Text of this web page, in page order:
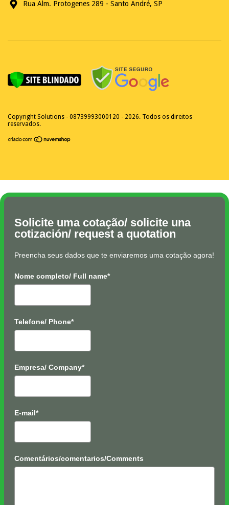
Rua Alm. Protogenes 289 - Santo André, SP
Copyright Solutions - 08739993000120 - 2026. Todos os direitos
reservados.
Solicite uma cotação/ solicite una
cotización/ request a quotation
Preencha seus dados que te enviaremos uma cotação agora!
Nome completo/ Full name*
Telefone/ Phone*
Empresa/ Company*
E-mail*
Comentários/comentarios/Comments